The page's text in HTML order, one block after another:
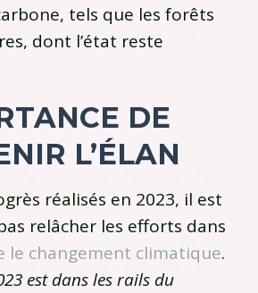
tels que les forêts
dont l’état reste
DE
L’ÉLAN
réalisés en 2023, il est
relâcher les efforts dans
le changement climatique.
est dans les rails du